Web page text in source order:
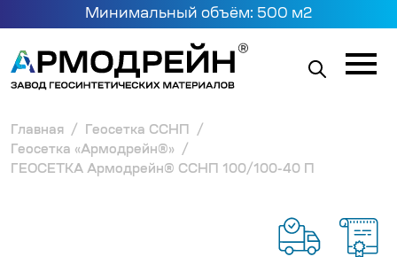
Главная
Геосетка ССНП
Геосетка «Армодрейн®»
ГЕОСЕТКА Армодрейн® ССНП 100/100-40 П
Минимальный объём: 500 м2